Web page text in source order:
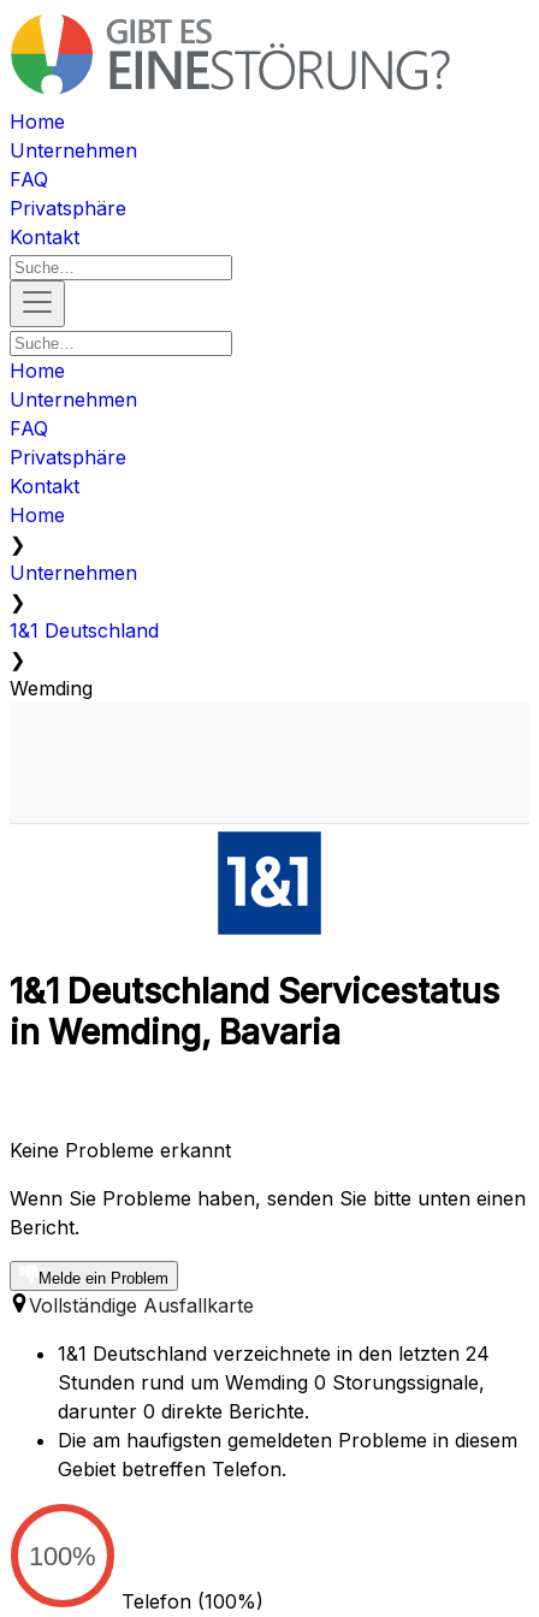
Home
Unternehmen
FAQ
Privatsphäre
Kontakt
Home
Unternehmen
FAQ
Privatsphäre
Kontakt
Home
❯
Unternehmen
❯
1&1 Deutschland
❯
Wemding
1&1 Deutschland Servicestatus
in Wemding, Bavaria
Keine Probleme erkannt
Wenn Sie Probleme haben, senden Sie bitte unten einen
Bericht.
Melde ein Problem
Vollständige Ausfallkarte
1&1 Deutschland verzeichnete in den letzten 24
Stunden rund um Wemding 0 Storungssignale,
darunter 0 direkte Berichte.
Die am haufigsten gemeldeten Probleme in diesem
Gebiet betreffen Telefon.
100%
Telefon (100%)